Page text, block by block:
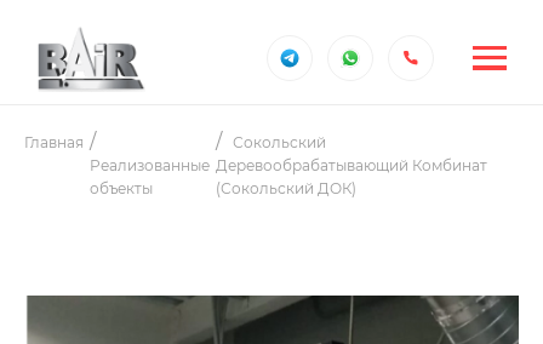
Главная
Реализованные
объекты
Сокольский
Деревообрабатывающий Комбинат
(Сокольский ДОК)